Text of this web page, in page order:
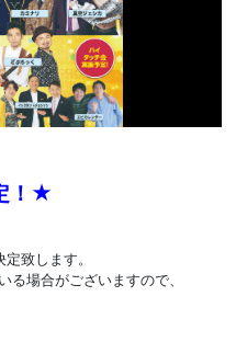
！★
致します。
る場合がございますので、